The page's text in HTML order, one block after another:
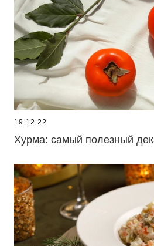
19.12.22
Хурма: самый полезный